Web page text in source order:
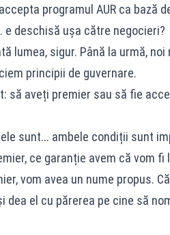
programul AUR ca bază
e deschisă ușa către negocieri?
lumea, sigur. Până la urmă, noi
principii de guvernare.
să aveți premier sau să fie
sunt... ambele condiții sunt
ce garanție avem că vom fi
vom avea un nume propus.
el cu părerea pe cine să